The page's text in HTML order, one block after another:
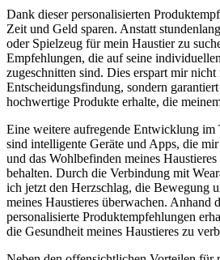
Dank ​dieser⁢ personalisierten
Zeit und Geld sparen. Anstatt​
oder Spielzeug für mein Haustier zu
Empfehlungen, ⁤die auf seine
zugeschnitten sind. Dies erspart mir nicht
Entscheidungsfindung, sondern
hochwertige ‍Produkte erhalte, die
Eine ​weitere aufregende Entwicklung
sind intelligente‌ Geräte und⁢ Apps, die
und das Wohlbefinden⁣ meines
behalten. Durch​ die Verbindung mit
ich jetzt​ den Herzschlag, die Bewegung
⁣meines ⁢Haustieres überwachen.⁤ Anhand
⁢personalisierte Produktempfehlungen
die⁣ Gesundheit ‌meines Haustieres zu